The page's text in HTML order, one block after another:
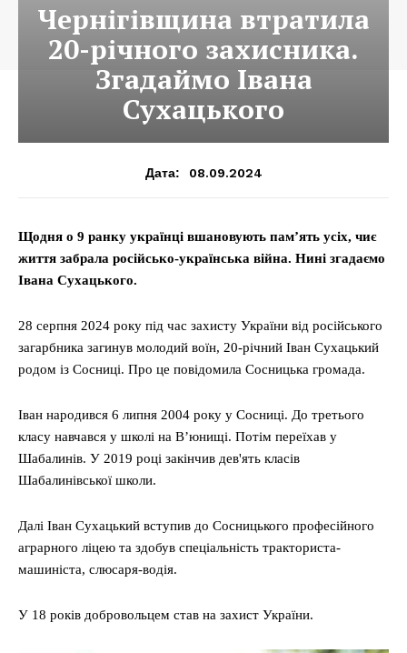
Чернігівщина втратила
20-річного захисника.
Згадаймо Івана
Сухацького
Дата: 08.09.2024
Щодня о 9 ранку українці вшановують пам’ять усіх, чиє
життя забрала російсько-українська війна. Нині згадаємо
Івана Сухацького.
28 серпня 2024 року під час захисту України від російського
загарбника загинув молодий воїн, 20-річний Іван Сухацький
родом із Сосниці. Про це повідомила Сосницька громада.
Іван народився 6 липня 2004 року у Сосниці. До третього
класу навчався у школі на В’юнищі. Потім переїхав у
Шабалинів. У 2019 році закінчив дев'ять класів
Шабалинівської школи.
Далі Іван Сухацький вступив до Сосницького професійного
аграрного ліцею та здобув спеціальність тракториста-
машиніста, слюсаря-водія.
У 18 років добровольцем став на захист України.